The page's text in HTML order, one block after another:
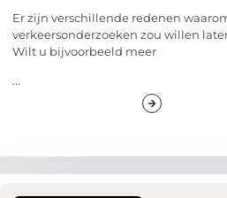
Er zijn verschillende redenen
verkeersonderzoeken zou willen
Wilt u bijvoorbeeld meer
...